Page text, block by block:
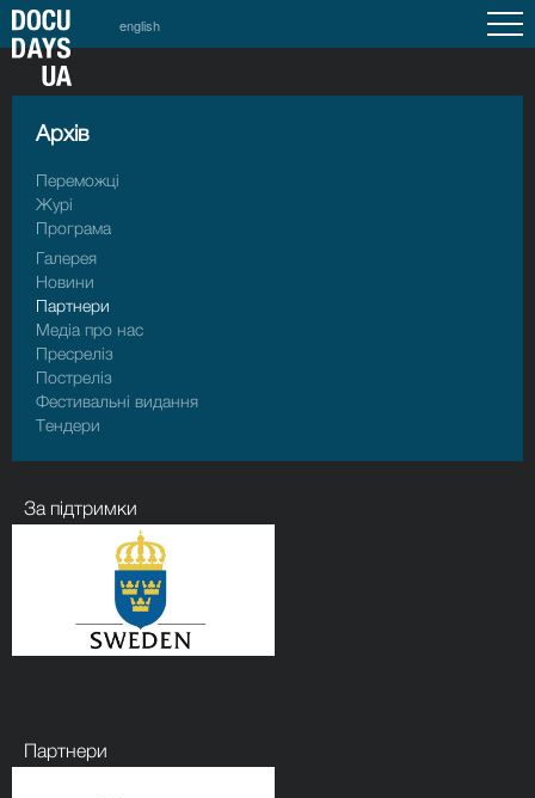
english
Архiв
Переможці
Журі
Програма
Галерея
Новини
Партнери
Медіа про нас
Пресрелiз
Пострелiз
Фестивальні видання
Тендери
За підтримки
Партнери